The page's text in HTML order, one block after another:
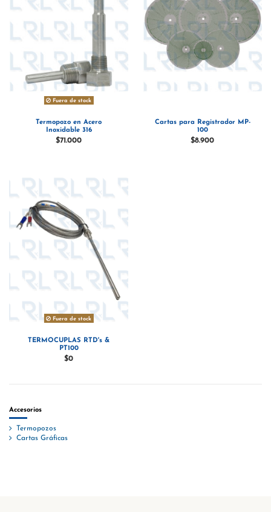
Fuera de stock
Termopozo en Acero
Inoxidable 316
$71.000
Cartas para Registrador MP-
100
$8.900
Fuera de stock
TERMOCUPLAS RTD's &
PT100
$0
Accesorios
Termopozos
Cartas Gráficas